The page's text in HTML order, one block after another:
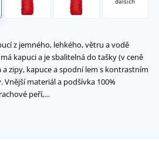
z jemného, lehkého, větru a vodě
kapuci a je sbalitelná do tašky (v ceně
zipy, kapuce a spodní lem s kontrastním
materiál a podšívka 100%
peří,…